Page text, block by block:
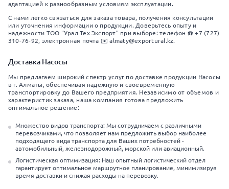
адаптацией к разнообразным условиям эксплуатации.
С нами легко связаться для заказа товара, получения консультации
или уточнения информации о продукции. Доверьтесь опыту и
надежности ТОО "Урал Тех Экспорт" при выборе: телефон ☎️ +7 (727)
310-76-92, электронная почта ✉️ almaty@exportural.kz.
Доставка Насосы
Мы предлагаем широкий спектр услуг по доставке продукции Насосы
в г. Алматы, обеспечивая надежную и своевременную
транспортировку до Вашего предприятия. Независимо от объемов и
характеристик заказа, наша компания готова предложить
оптимальное решение:
Множество видов транспорта: Мы сотрудничаем с различными
перевозчиками, что позволяет нам предложить выбор наиболее
подходящего вида транспорта для Ваших потребностей -
автомобильный, железнодорожный, морской или авиационный.
Логистическая оптимизация: Наш опытный логистический отдел
гарантирует оптимальное маршрутное планирование, минимизируя
время доставки и снижая расходы на перевозку.